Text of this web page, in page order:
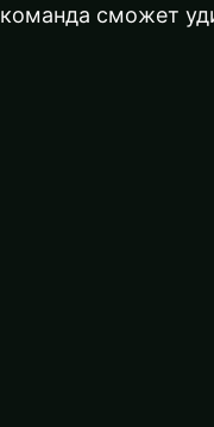
команда сможет